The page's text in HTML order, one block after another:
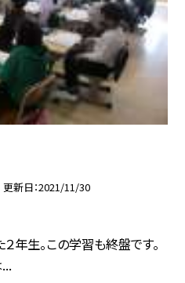
更新日 2021/11/30
年生。この学習も終盤です。